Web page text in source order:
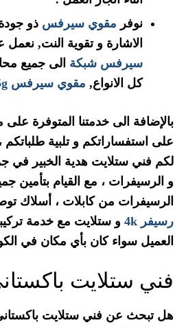
نوفر مقوي سيرفس ذو
الاشارة و تقوية النت,
سيرفس شبكة الى جميع
كل الانواع, مقوي سيرفس 5g
على استفساراتكم و تلبية طلباتكم ،
لكم فني ستلايت هدية الخبير في
و الرسيفرات ، مع القيام بتأمين
الرسيفرات من كابلات ، أسلاك
رسيفر 4k
و ستلايت مع خدمة
العميل سواء كان بأي مكان في
فني ستلايت
هل تبحث عن فني ستلايت باكستاني